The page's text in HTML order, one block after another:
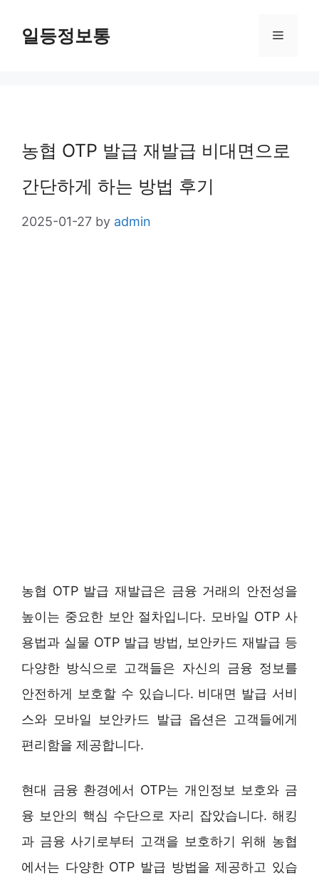
일등정보통 Menu
농협 OTP 발급 재발급 비대면으로
간단하게 하는 방법 후기
2025-01-27 by admin
농협 OTP 발급 재발급은 금융 거래의 안전성을
높이는 중요한 보안 절차입니다. 모바일 OTP 사
용법과 실물 OTP 발급 방법, 보안카드 재발급 등
다양한 방식으로 고객들은 자신의 금융 정보를
안전하게 보호할 수 있습니다. 비대면 발급 서비
스와 모바일 보안카드 발급 옵션은 고객들에게
편리함을 제공합니다.
현대 금융 환경에서 OTP는 개인정보 보호와 금
융 보안의 핵심 수단으로 자리 잡았습니다. 해킹
과 금융 사기로부터 고객을 보호하기 위해 농협
에서는 다양한 OTP 발급 방법을 제공하고 있습